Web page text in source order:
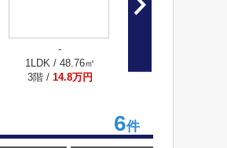
-
1LDK / 48.76㎡
3階 / 14.8万円
6件